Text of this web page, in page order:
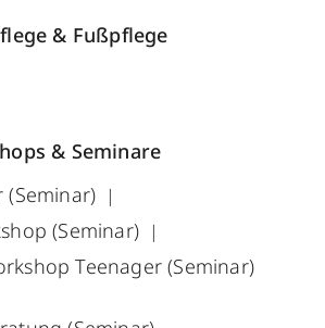
& Fußpflege
& Seminare
(Seminar)
(Seminar)
Teenager (Seminar)